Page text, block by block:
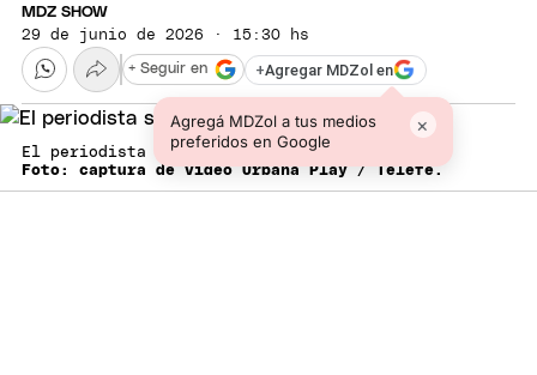
MDZ SHOW
29 de junio de 2026 · 15:30 hs
+Agregar MDZol en
Agregá MDZol a tus medios
preferidos en Google
×
+ Seguir en
El periodista se encuentra muy triste.
Foto: captura de video Urbana Play / Telefe.